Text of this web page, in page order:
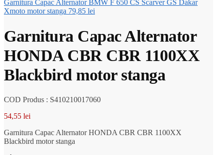
Garnitura Capac Alternator BMW F 650 CS Scarver GS Dakar
Xmoto motor stanga 79,85 lei
Garnitura Capac Alternator
HONDA CBR CBR 1100XX
Blackbird motor stanga
COD Produs : S410210017060
54,55 lei
Garnitura Capac Alternator HONDA CBR CBR 1100XX
Blackbird motor stanga